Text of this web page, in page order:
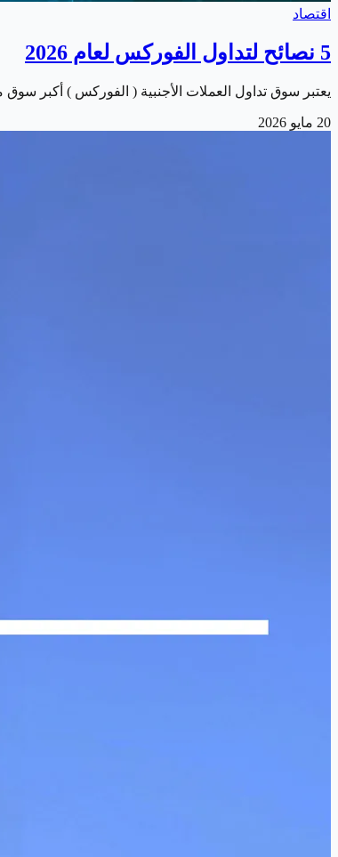
اقتصاد
5 نصائح لتداول الفوركس لعام 2026
يعتبر سوق تداول العملات الأجنبية ( الفوركس ) أكبر سوق مالي
20 مايو 2026